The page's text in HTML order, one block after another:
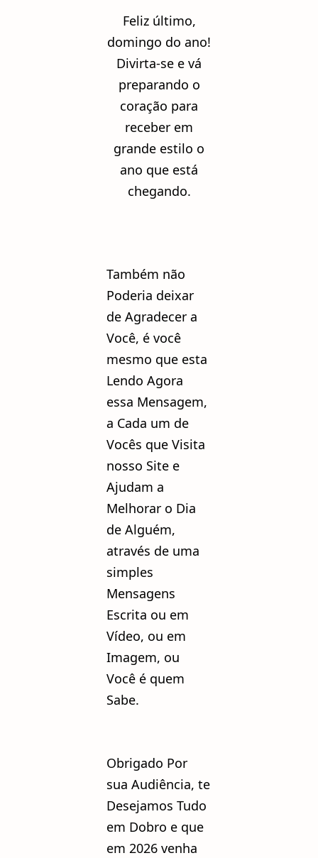
Feliz último,
domingo do ano!
Divirta-se e vá
preparando o
coração para
receber em
grande estilo o
ano que está
chegando.
Também não
Poderia deixar
de Agradecer a
Você, é você
mesmo que esta
Lendo Agora
essa Mensagem,
a Cada um de
Vocês que Visita
nosso Site e
Ajudam a
Melhorar o Dia
de Alguém,
através de uma
simples
Mensagens
Escrita ou em
Vídeo, ou em
Imagem, ou
Você é quem
Sabe.
Obrigado Por
sua Audiência, te
Desejamos Tudo
em Dobro e que
em 2026 venha